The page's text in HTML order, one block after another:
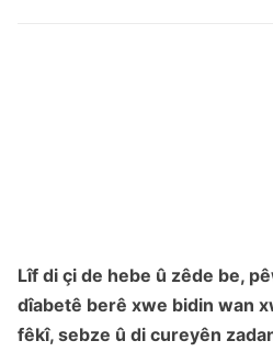
Lîf di çi de hebe û zêde be,
dîabetê berê xwe bidin wan
fêkî, sebze û di cureyên